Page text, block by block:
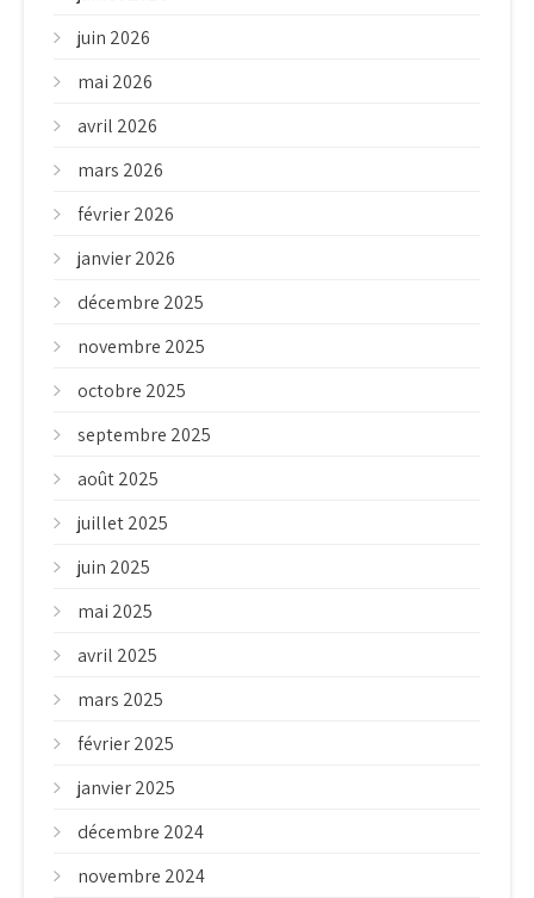
juin 2026
mai 2026
avril 2026
mars 2026
février 2026
janvier 2026
décembre 2025
novembre 2025
octobre 2025
septembre 2025
août 2025
juillet 2025
juin 2025
mai 2025
avril 2025
mars 2025
février 2025
janvier 2025
décembre 2024
novembre 2024